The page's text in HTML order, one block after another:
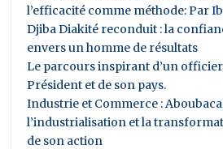
l’efficacité comme méthode: Par
Djiba Diakité reconduit : la
envers un homme de résultats
Le parcours inspirant d’un
Président et de son pays.
Industrie et Commerce :
l’industrialisation et la
de son action